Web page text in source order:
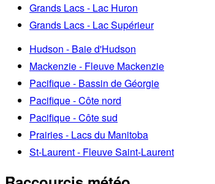
Grands Lacs - Lac Huron
Grands Lacs - Lac Supérieur
Hudson - Baie d'Hudson
Mackenzie - Fleuve Mackenzie
Pacifique - Bassin de Géorgie
Pacifique - Côte nord
Pacifique - Côte sud
Prairies - Lacs du Manitoba
St-Laurent - Fleuve Saint-Laurent